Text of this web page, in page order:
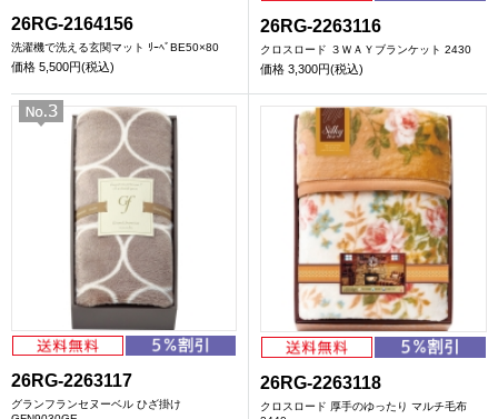
26RG-2164156
洗濯機で洗える玄関マット ﾘｰﾍﾞBE50×80
価格 5,500円(税込)
26RG-2263116
クロスロード ３ＷＡＹブランケット 2430
価格 3,300円(税込)
26RG-2263117
グランフランセヌーベル ひざ掛け
26RG-2263118
クロスロード 厚手のゆったり マルチ毛布